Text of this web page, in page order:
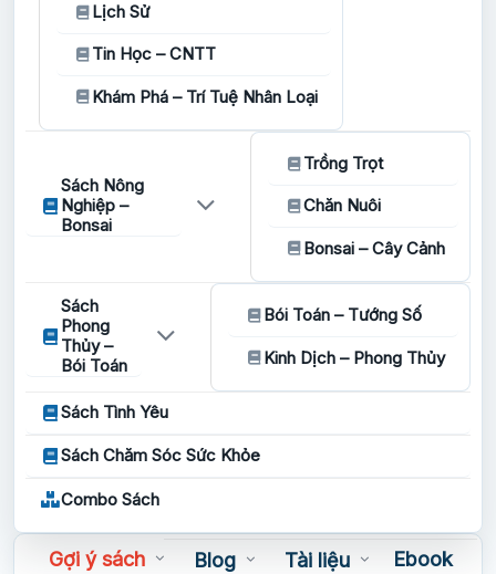
Lịch Sử
Tin Học – CNTT
Khám Phá – Trí Tuệ Nhân Loại
Sách Nông
Nghiệp –
Bonsai
Trồng Trọt
Chăn Nuôi
Bonsai – Cây Cảnh
Sách
Phong
Thủy –
Bói Toán
Bói Toán – Tướng Số
Kinh Dịch – Phong Thủy
Sách Tình Yêu
Sách Chăm Sóc Sức Khỏe
Combo Sách
Gợi ý sách Blog Tài liệu
Ebook